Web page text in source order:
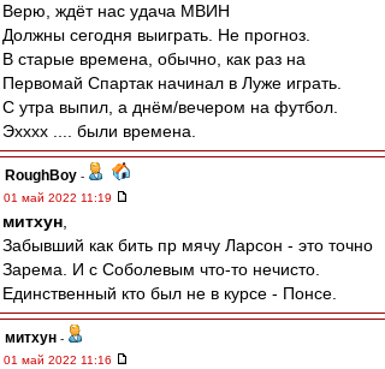
Верю, ждёт нас удача МВИН
Должны сегодня выиграть. Не прогноз.
В старые времена, обычно, как раз на
Первомай Спартак начинал в Луже играть.
С утра выпил, а днём/вечером на футбол.
Эхххх .... были времена.
RoughBoy -
01 май 2022 11:19
митхун
Забывший как бить пр мячу Ларсон - это точно
Зарема. И с Соболевым что-то нечисто.
Единственный кто был не в курсе - Понсе.
митхун -
01 май 2022 11:16